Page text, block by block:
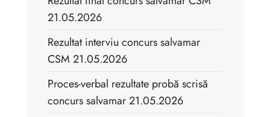
21.05.2026
Rezultat interviu concurs salvamar
CSM 21.05.2026
Proces-verbal rezultate probă scrisă
concurs salvamar 21.05.2026